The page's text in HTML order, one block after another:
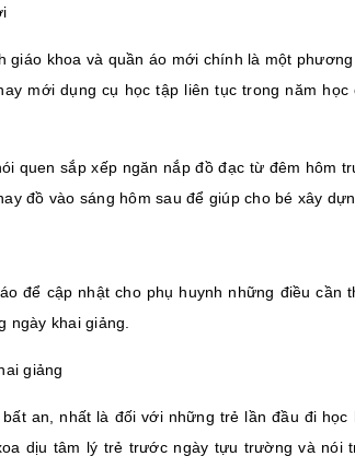
giáo khoa và quần áo mới chính là một
mới dụng cụ học tập liên tục trong năm
quen sắp xếp ngăn nắp đồ đạc từ đêm hôm
đồ vào sáng hôm sau để giúp cho bé xây
để cập nhật cho phụ huynh những điều cần
ngày khai giảng.
giảng
an, nhất là đối với những trẻ lần đầu đi học
dịu tâm lý trẻ trước ngày tựu trường và nói